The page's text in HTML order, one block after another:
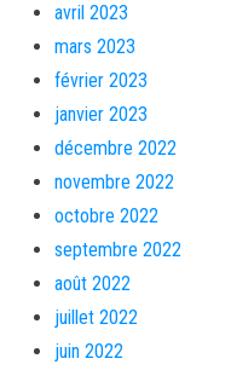
avril 2023
mars 2023
février 2023
janvier 2023
décembre 2022
novembre 2022
octobre 2022
septembre 2022
août 2022
juillet 2022
juin 2022